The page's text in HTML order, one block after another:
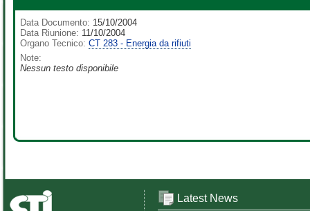
Data Documento: 15/10/2004
Data Riunione: 11/10/2004
Organo Tecnico: CT 283 - Energia da rifiuti
Note:
Nessun testo disponibile
Latest News